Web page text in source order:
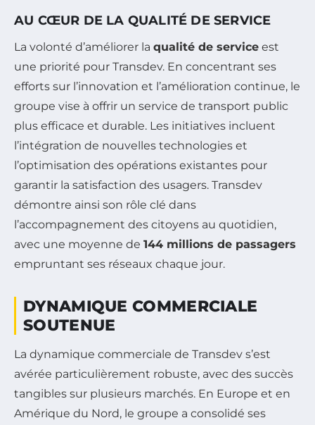
AU CŒUR DE LA QUALITÉ DE SERVICE
La volonté d’améliorer la qualité de service est
une priorité pour Transdev. En concentrant ses
efforts sur l’innovation et l’amélioration continue, le
groupe vise à offrir un service de transport public
plus efficace et durable. Les initiatives incluent
l’intégration de nouvelles technologies et
l’optimisation des opérations existantes pour
garantir la satisfaction des usagers. Transdev
démontre ainsi son rôle clé dans
l’accompagnement des citoyens au quotidien,
avec une moyenne de 144 millions de passagers
empruntant ses réseaux chaque jour.
DYNAMIQUE COMMERCIALE
SOUTENUE
La dynamique commerciale de Transdev s’est
avérée particulièrement robuste, avec des succès
tangibles sur plusieurs marchés. En Europe et en
Amérique du Nord, le groupe a consolidé ses